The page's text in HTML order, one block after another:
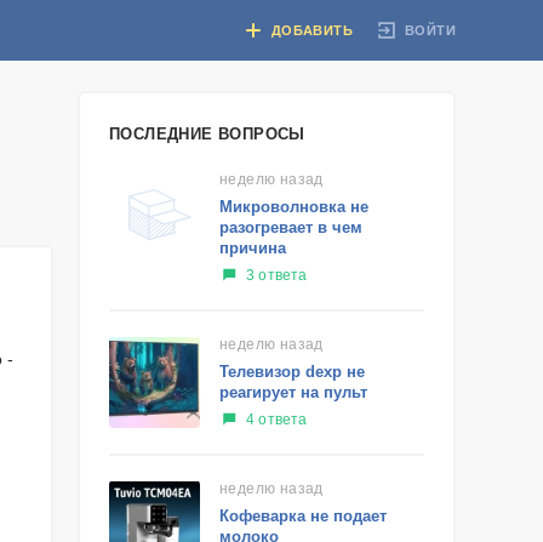
ВОЙТИ
ДОБАВИТЬ
ПОСЛЕДНИЕ ВОПРОСЫ
неделю назад
Микроволновка не
разогревает в чем
причина
3 ответа
неделю назад
Телевизор dexp не
реагирует на пульт
4 ответа
неделю назад
Кофеварка не подает
молоко
-